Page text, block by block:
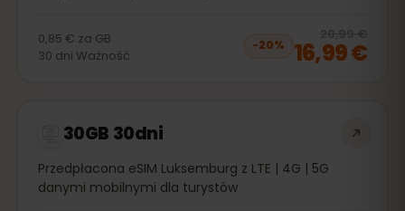
0,85 € za GB
30 dni Ważność
−20%
20,99 €
16,99 €
30GB 30dni
Przedpłacona eSIM Luksemburg z LTE | 4G | 5G
danymi mobilnymi dla turystów